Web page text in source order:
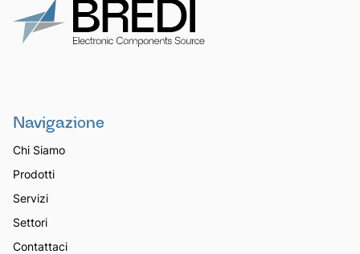
Navigazione
Chi Siamo
Prodotti
Servizi
Settori
Contattaci